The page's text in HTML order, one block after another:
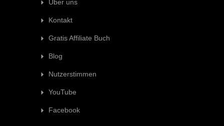
Über uns
Kontakt
Gratis Affiliate Buch
Blog
Nutzerstimmen
YouTube
Facebook